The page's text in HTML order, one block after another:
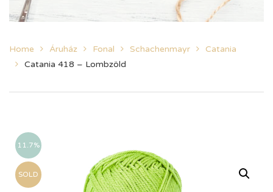
Home Áruház Fonal Schachenmayr
Catania
Catania 418 – Lombzöld
11.7%
SOLD